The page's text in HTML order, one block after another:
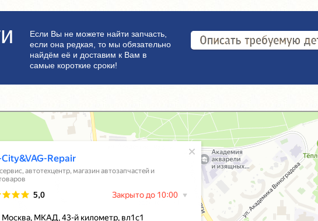
Если Вы не можете найти запчасть,
если она редкая, то мы обязательно
найдём её и доставим к Вам в
самые короткие сроки!